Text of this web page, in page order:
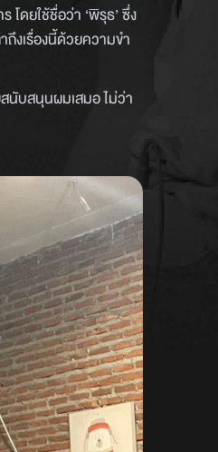
ดยใช้ชื่อว่า ‘พิรุธ’ ซึ่ง
ถึงเรื่องนี้ด้วยความขำ
นับสนุนผมเสมอ ไม่ว่า